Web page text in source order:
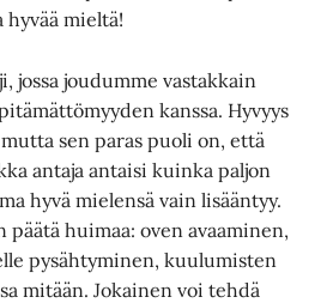
mieltä!
jossa joudumme vastakkain
kanssa. Hyvyys
sen paras puoli on, että
antaja antaisi kuinka paljon
hyvä mielensä vain lisääntyy.
päätä huimaa: oven avaaminen,
pysähtyminen, kuulumisten
mitään. Jokainen voi tehdä